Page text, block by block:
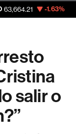
-1.63% ETH/USD
salir o